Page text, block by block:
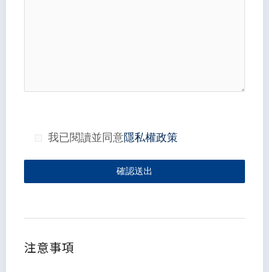
我已閱讀並同意隱私權政策
確認送出
注意事項